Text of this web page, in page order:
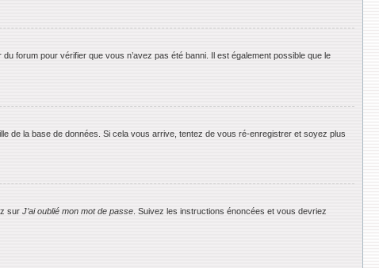
forum pour vérifier que vous n’avez pas été banni. Il est également possible que le
de la base de données. Si cela vous arrive, tentez de vous ré-enregistrer et soyez plus
sur J’ai oublié mon mot de passe . Suivez les instructions énoncées et vous devriez